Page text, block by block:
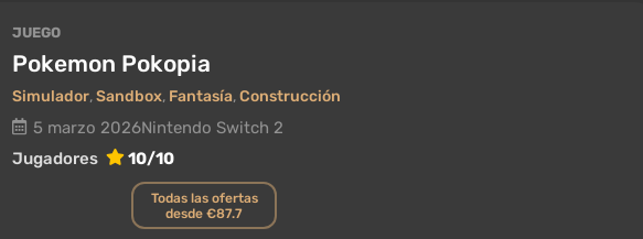
JUEGO
Pokemon Pokopia
Simulador,Sandbox, Fantasía,Construcción
5 marzo 2026Nintendo Switch 2
Jugadores
10/10
Todas las ofertas
desde €87.7